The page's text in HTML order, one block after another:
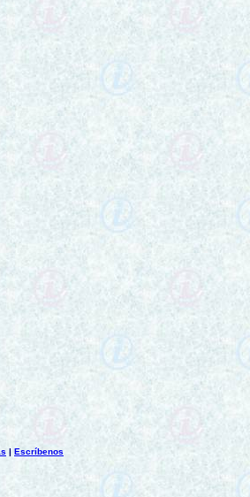
| Escríbenos